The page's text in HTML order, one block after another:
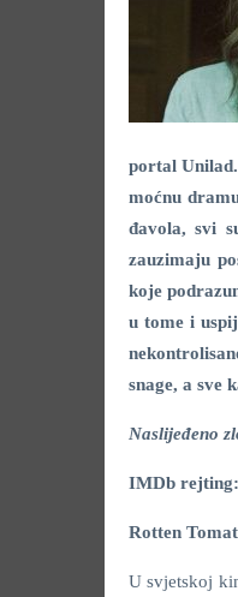
portal
moćnu
đavola, svi
zauzimaju
koje
u tome i
snage, a sve
Naslijeđeno
IMDb
Rotten
U svjetskoj